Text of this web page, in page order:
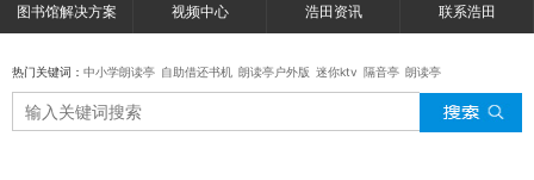
图书馆解决方案 视频中心 浩田资讯 联系浩田
热门关键词： 中小学朗读亭 自助借还书机 朗读亭户外版 迷你ktv 隔音亭 朗读亭